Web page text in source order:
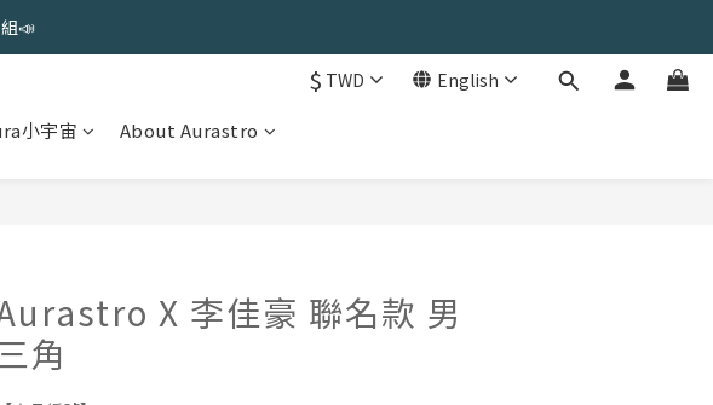
現折350元
現折350元
📣
$ TWD English
小宇宙 About Aurastro
X 李佳豪 聯名款 男
角